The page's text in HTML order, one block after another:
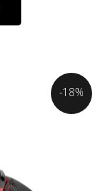
-18%